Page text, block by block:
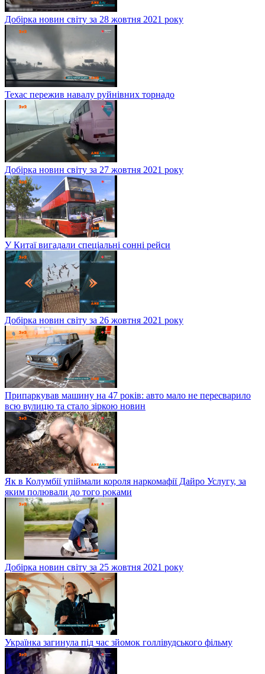
Добірка новин світу за 28 жовтня 2021 року
Техас пережив навалу руйнівних торнадо
Добірка новин світу за 27 жовтня 2021 року
У Китаї вигадали спеціальні сонні рейси
Добірка новин світу за 26 жовтня 2021 року
Припаркував машину на 47 років: авто мало не пересварило
всю вулицю та стало зіркою новин
Як в Колумбії упіймали короля наркомафії Дайро Услугу, за
яким полювали до того роками
Добірка новин світу за 25 жовтня 2021 року
Українка загинула під час зйомок голлівудського фільму